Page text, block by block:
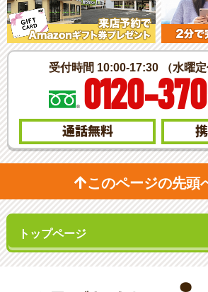
受付時間 10:00-17:30 （水曜定
0120-
通話無料
このページの先頭